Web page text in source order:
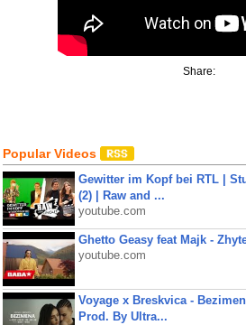
Share:
Popular Videos
Gewitter im Kopf bei RTL |
(2) | Raw and ...
youtube.com
Ghetto Geasy feat Majk -
youtube.com
Voyage x Breskvica -
Prod. By Ultra...